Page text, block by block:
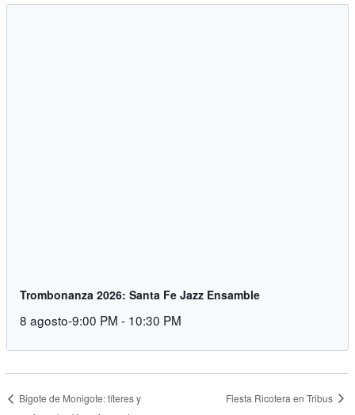
Trombonanza 2026: Santa Fe Jazz Ensamble
8 agosto-9:00 PM - 10:30 PM
Bigote de Monigote: títeres y
Fiesta Ricotera en Tribus